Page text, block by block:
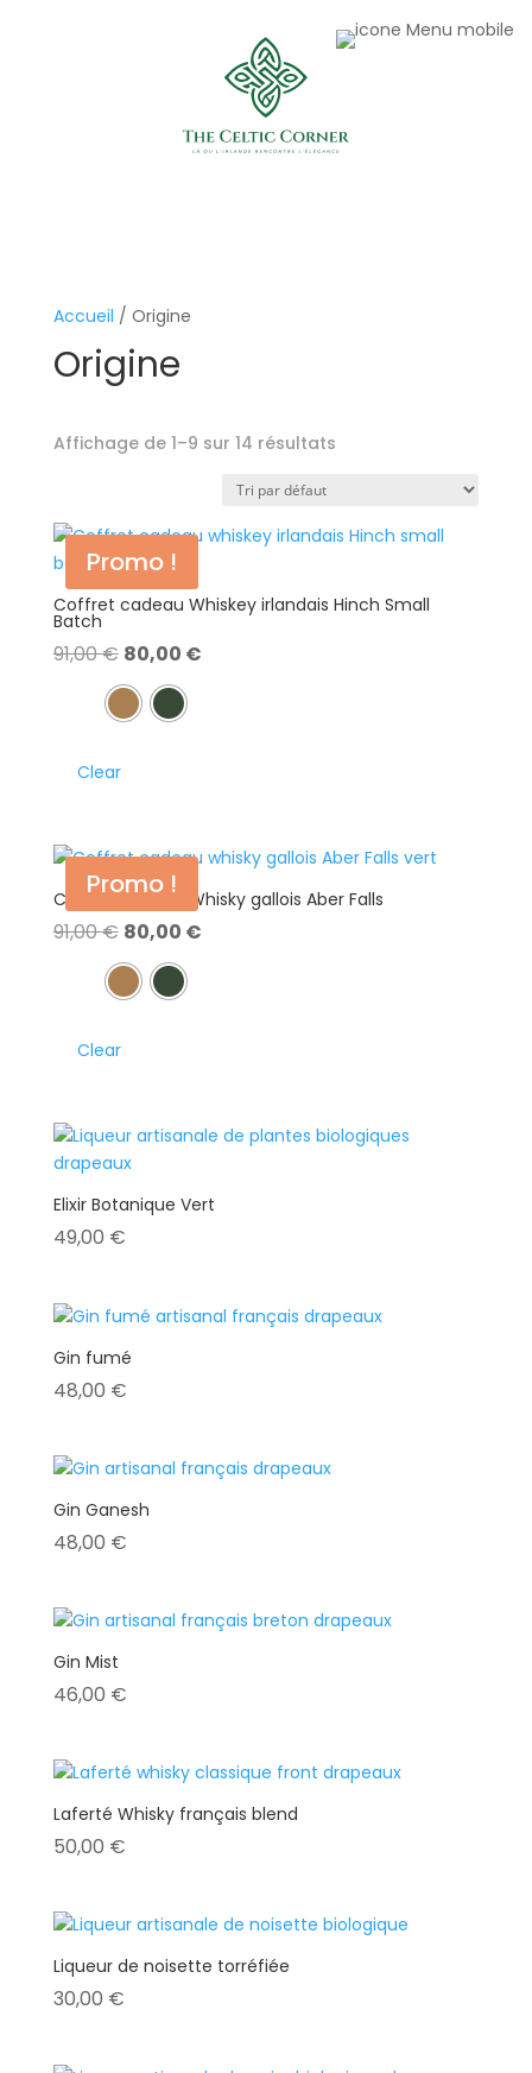
Accueil / Origine
Origine
Affichage de 1–9 sur 14 résultats
Promo !
Coffret cadeau Whiskey irlandais Hinch Small
Batch
91,00€ Le
initial
80,00 €Le
Clear
Promo !
Coffret cadeau Whisky gallois Aber Falls
91,00€ Le
initial
80,00 €Le
Clear
Elixir Botanique Vert
49,00 €
Gin fumé
48,00 €
Gin Ganesh
48,00 €
Gin Mist
46,00 €
Laferté Whisky français blend
50,00 €
Liqueur de noisette torréfiée
30,00 €